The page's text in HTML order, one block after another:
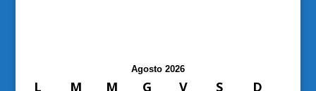
Agosto 2026
L M M G V S
D